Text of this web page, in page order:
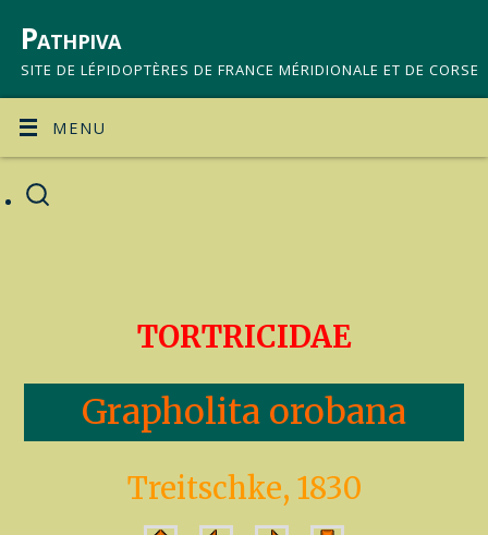
Pathpiva
SITE DE LÉPIDOPTÈRES DE FRANCE MÉRIDIONALE ET DE CORSE
MENU
TORTRICIDAE
Grapholita orobana
Treitschke, 1830